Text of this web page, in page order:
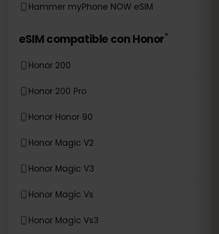
Hammer myPhone NOW eSIM
eSIM compatible conHonor*
Honor 200
Honor 200 Pro
Honor Honor 90
Honor Magic V2
Honor Magic V3
Honor Magic Vs
Honor Magic Vs3